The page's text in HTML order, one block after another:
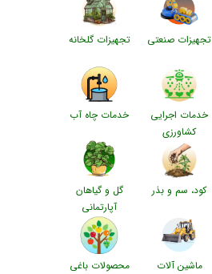
تجهیزات صنعتی تجهیزات گلخانه
خدمات اجرایی
کشاورزی
خدمات چاه آب
کود، سم و بذر
گل و گیاهان
آپارتمانی
ماشین آلات محصولات باغی